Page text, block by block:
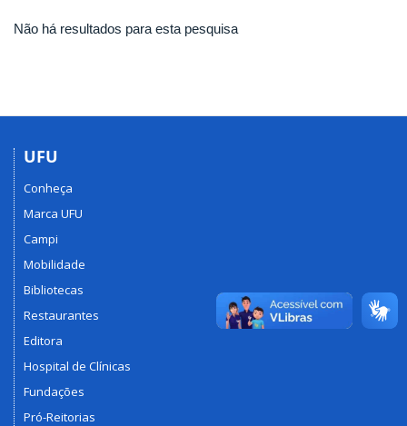
Não há resultados para esta pesquisa
UFU
Conheça
Marca UFU
Campi
Mobilidade
Bibliotecas
Restaurantes
Editora
Hospital de Clínicas
Fundações
Pró-Reitorias